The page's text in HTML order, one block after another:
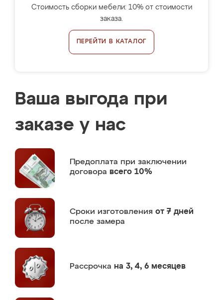
Стоимость сборки мебели: 10% от стоимости
заказа.
ПЕРЕЙТИ В КАТАЛОГ
Ваша выгода при
заказе у нас
Предоплата при заключении
договора всего 10%
Сроки изготовления от 7 дней
после замера
Рассрочка на 3, 4, 6 месяцев